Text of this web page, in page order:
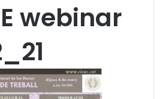
webinar